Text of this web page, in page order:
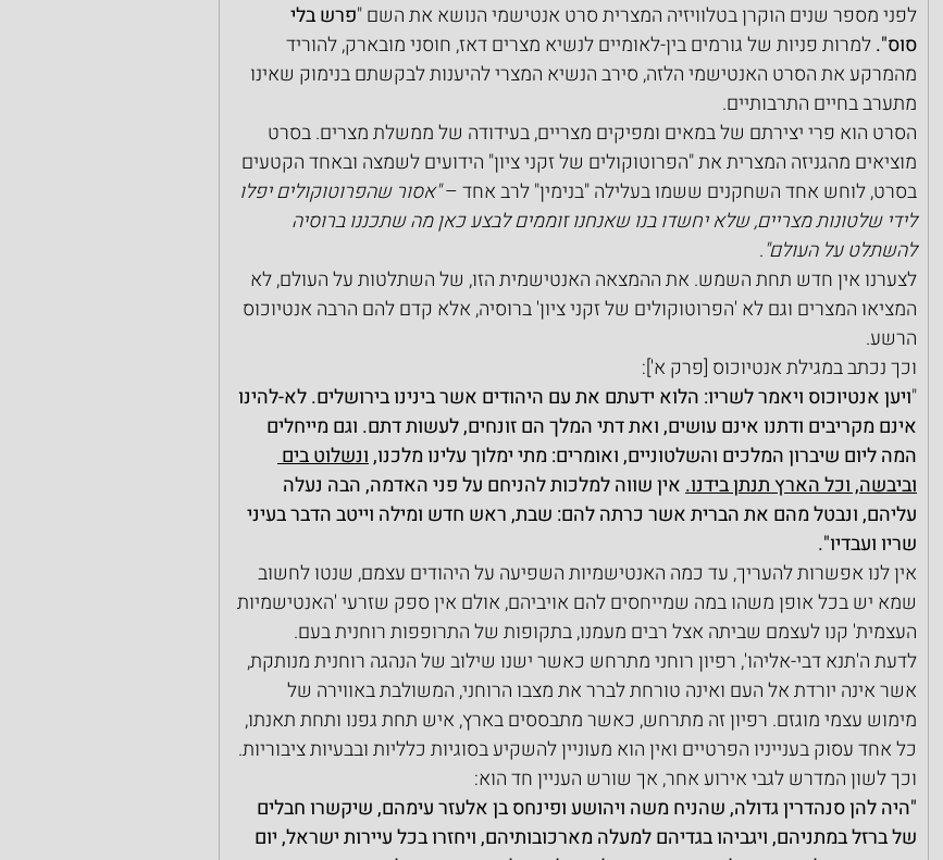
לפני מספר שנים הוקרן בטלוויזיה המצרית סרט אנטישמי הנושא את השם "פרש בלי
סוס". למרות פניות של גורמים בין-לאומיים לנשיא מצרים דאז, חוסני מובארק, להוריד
מהמרקע את הסרט האנטישמי הלזה, סירב הנשיא המצרי להיענות לבקשתם בנימוק שאינו
מתערב בחיים התרבותיים.
הסרט הוא פרי יצירתם של במאים ומפיקים מצריים, בעידודה של ממשלת מצרים. בסרט
מוציאים מהגניזה המצרית את "הפרוטוקולים של זקני ציון" הידועים לשמצה ובאחד הקטעים
בסרט, לוחש אחד השחקנים ששמו בעלילה "בנימין" לרב אחד – "אסור שהפרוטוקולים יפלו
לידי שלטונות מצריים, שלא יחשדו בנו שאנחנו זוממים לבצע כאן מה שתכננו ברוסיה
להשתלט על העולם".
לצערנו אין חדש תחת השמש. את ההמצאה האנטישמית הזו, של השתלטות על העולם, לא
המציאו המצרים וגם לא 'הפרוטוקולים של זקני ציון' ברוסיה, אלא קדם להם הרבה אנטיוכוס
הרשע.
וכך נכתב במגילת אנטיוכוס [פרק א']:
"ויען אנטיוכוס ויאמר לשריו: הלוא ידעתם את עם היהודים אשר בינינו בירושלים. לא-להינו
אינם מקריבים ודתנו אינם עושים, ואת דתי המלך הם זונחים, לעשות דתם. וגם מייחלים
המה ליום שיברון המלכים והשלטוניים, ואומרים: מתי ימלוך עלינו מלכנו, ונשלוט בים
וביבשה, וכל הארץ תנתן בידנו. אין שווה למלכות להניחם על פני האדמה, הבה נעלה
עליהם, ונבטל מהם את הברית אשר כרתה להם: שבת, ראש חדש ומילה וייטב הדבר בעיני
שריו ועבדיו".
אין לנו אפשרות להעריך, עד כמה האנטישמיות השפיעה על היהודים עצמם, שנטו לחשוב
שמא יש בכל אופן משהו במה שמייחסים להם אויביהם, אולם אין ספק שזרעי 'האנטישמיות
העצמית' קנו לעצמם שביתה אצל רבים מעמנו, בתקופות של התרופפות רוחנית בעם.
לדעת ה'תנא דבי-אליהו', רפיון רוחני מתרחש כאשר ישנו שילוב של הנהגה רוחנית מנותקת,
אשר אינה יורדת אל העם ואינה טורחת לברר את מצבו הרוחני, המשולבת באווירה של
מימוש עצמי מוגזם. רפיון זה מתרחש, כאשר מתבססים בארץ, איש תחת גפנו ותחת תאנתו,
כל אחד עסוק בענייניו הפרטיים ואין הוא מעוניין להשקיע בסוגיות כלליות ובבעיות ציבוריות.
וכך לשון המדרש לגבי אירוע אחר, אך שורש העניין חד הוא:
"היה להן סנהדרין גדולה, שהניח משה ויהושע ופינחס בן אלעזר עימהם, שיקשרו חבלים
של ברזל במתניהם, ויגביהו בגדיהם למעלה מארכובותיהם, ויחזרו בכל עיירות ישראל, יום